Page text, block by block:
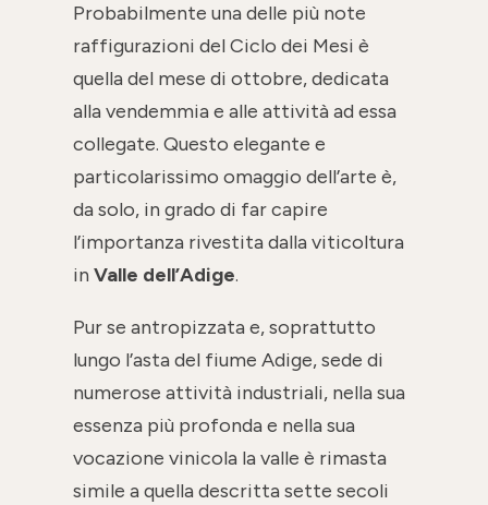
Probabilmente una delle più note
raffigurazioni del Ciclo dei Mesi è
quella del mese di ottobre, dedicata
alla vendemmia e alle attività ad essa
collegate. Questo elegante e
particolarissimo omaggio dell’arte è,
da solo, in grado di far capire
l’importanza rivestita dalla viticoltura
inValle dell’Adige.
Pur se antropizzata e, soprattutto
lungo l’asta del fiume Adige, sede di
numerose attività industriali, nella sua
essenza più profonda e nella sua
vocazione vinicola la valle è rimasta
simile a quella descritta sette secoli